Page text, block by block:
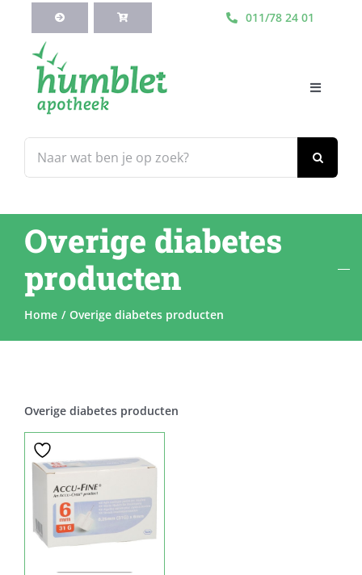
inhoud
011/78 24 01
naar:
Toggle
Webshop
Blog
Diensten
Contacteer Ons
Overige diabetes
producten
Home Overige diabetes producten
Overige diabetes producten